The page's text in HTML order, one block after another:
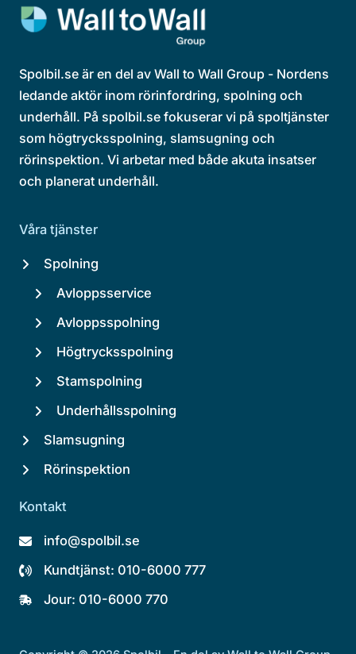
Spolbil.se är en del av Wall to Wall Group - Nordens
ledande aktör inom rörinfordring, spolning och
underhåll. På spolbil.se fokuserar vi på spoltjänster
som högtrycksspolning, slamsugning och
rörinspektion. Vi arbetar med både akuta insatser
och planerat underhåll.
Våra tjänster
Spolning
Avloppsservice
Avloppsspolning
Högtrycksspolning
Stamspolning
Underhållsspolning
Slamsugning
Rörinspektion
Kontakt
info@spolbil.se
Kundtjänst: 010-6000 777
Jour: 010-6000 770